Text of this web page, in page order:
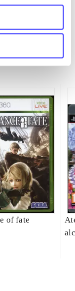
of fate